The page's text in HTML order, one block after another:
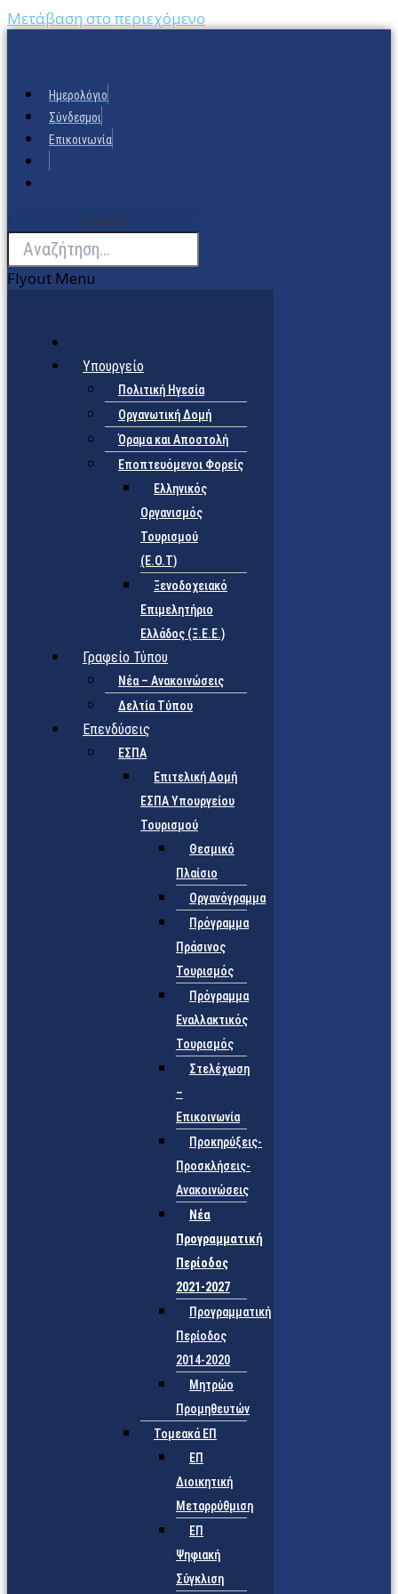
Μετάβαση στο περιεχόμενο
Ημερολόγιο
Σύνδεσμοι
Επικοινωνία
Search
Flyout Menu
Υπουργείο
Πολιτική Ηγεσία
Οργανωτική Δομή
Όραμα και Αποστολή
Εποπτευόμενοι Φορείς
Eλληνικός
Οργανισμός
Τουρισμού
(Ε.Ο.Τ)
Ξενοδοχειακό
Επιμελητήριο
Ελλάδος (Ξ.Ε.Ε.)
Γραφείο Τύπου
Νέα – Ανακοινώσεις
Δελτία Τύπου
Επενδύσεις
ΕΣΠΑ
Επιτελική Δομή
ΕΣΠΑ Υπουργείου
Τουρισμού
Θεσμικό
Πλαίσιο
Οργανόγραμμα
Πρόγραμμα
Πράσινος
Τουρισμός
Πρόγραμμα
Εναλλακτικός
Τουρισμός
Στελέχωση
–
Επικοινωνία
Προκηρύξεις-
Προσκλήσεις-
Ανακοινώσεις
Νέα
Προγραμματική
Περίοδος
2021-2027
Προγραμματική
Περίοδος
2014-2020
Μητρώο
Προμηθευτών
Τομεακά ΕΠ
ΕΠ
Διοικητική
Μεταρρύθμιση
ΕΠ
Ψηφιακή
Σύγκλιση